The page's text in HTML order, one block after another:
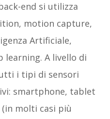
end si utilizza
motion capture,
Artificiale,
learning. A livello di
i tipi di sensori
smartphone, tablet
molti casi più